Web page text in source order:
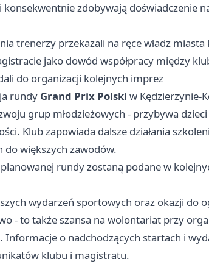
zdobywają doświadczenie
trenerzy przekazali na ręce władz miasta
jako dowód współpracy między
do organizacji kolejnych imprez
rundy Grand Prix Polski w Kędzierzynie-
grup młodzieżowych - przybywa
Klub zapowiada dalsze działania
do większych zawodów.
rundy zostaną podane w
wydarzeń sportowych oraz okazji do
- to także szansa na wolontariat przy
o nadchodzących startach i
klubu i magistratu.